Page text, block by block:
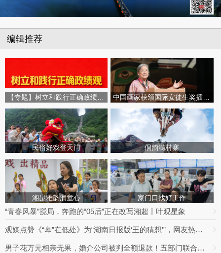
编辑推荐
【专题】树立和践行正确政绩观学习教育 中国画家获颁国际安徒生奖插画家奖
民俗好戏登天门 侗韵满村寨
湘昆雅韵润童心 家门口找好工作
“青春风暴”搅局，奔跑的“05后”正在改写湘超丨叶观星象
观媒点赞《“皋”在低处》为“湖南日报版‘王的猜想’”，网友热议：党报头版可以这么起标题
男子花万元相亲无果，婚介公司被判全额退款！五部门联合整治婚介七大乱象